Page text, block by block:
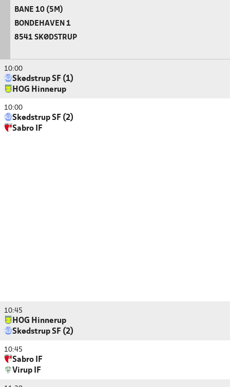
BANE 10 (5M)
BONDEHAVEN 1
8541 SKØDSTRUP
10:00
Skødstrup SF (1)
HOG Hinnerup
10:00
Skødstrup SF (2)
Sabro IF
10:45
HOG Hinnerup
Skødstrup SF (2)
10:45
Sabro IF
Virup IF